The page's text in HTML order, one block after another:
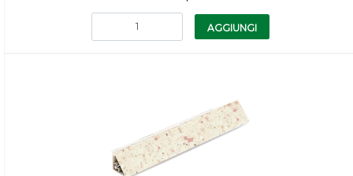
Quantità
AGGIUNGI